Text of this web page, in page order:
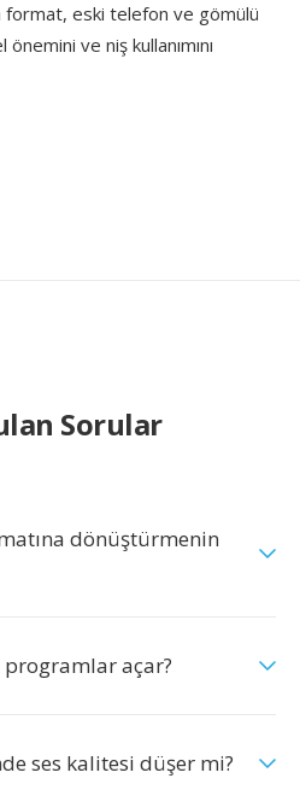
format, eski telefon ve gömülü
ve niş kullanımını
Sorular
dönüştürmenin
programlar açar?
ses kalitesi düşer mi?